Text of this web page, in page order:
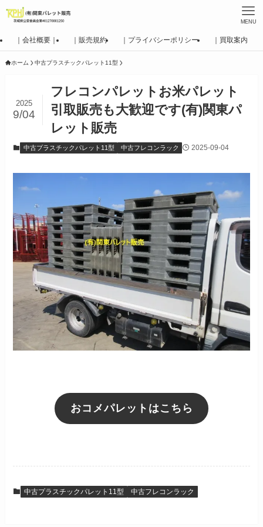
MENU
｜会社概要｜ ｜販売規約 ｜プライバシーポリシー ｜買取案内
ホーム 中古プラスチックパレット11型
フレコンパレットお米パレット
引取販売も大歓迎です(有)関東パ
レット販売
2025
9/04
中古プラスチックパレット11型 中古フレコンラック 2025-09-04
おコメパレットはこちら
中古プラスチックパレット11型 中古フレコンラック